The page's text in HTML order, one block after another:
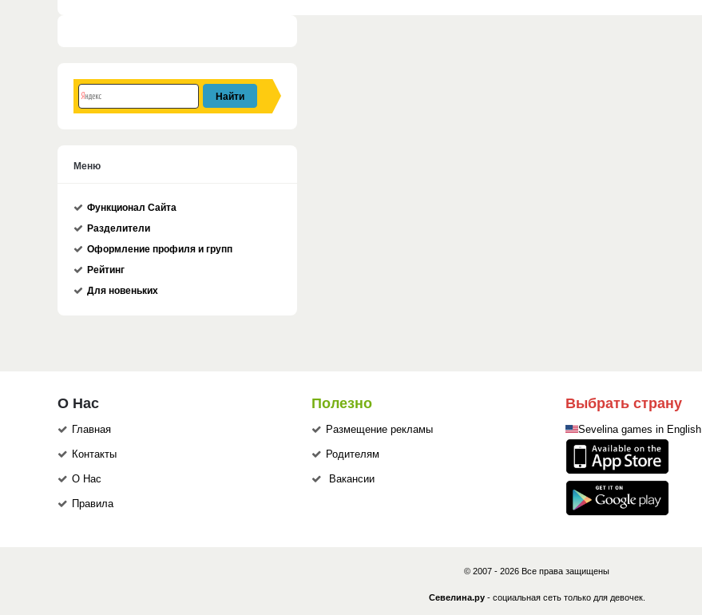
Меню
Функционал Сайта
Разделители
Оформление профиля и групп
Рейтинг
Для новеньких
О Нас
Главная
Контакты
О Нас
Правила
Полезно
Размещение рекламы
Родителям
Вакансии
Выбрать страну
Sevelina games in English
© 2007 - 2026 Все права защищены
Севелина.ру- социальная сеть только для девочек.